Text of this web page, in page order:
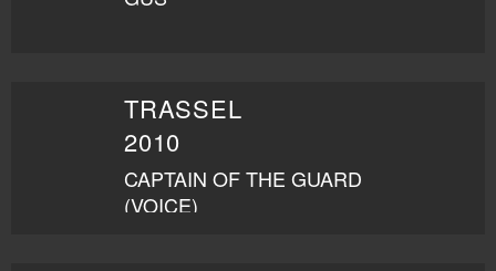
TRASSEL
2010
CAPTAIN OF THE GUARD
(VOICE)